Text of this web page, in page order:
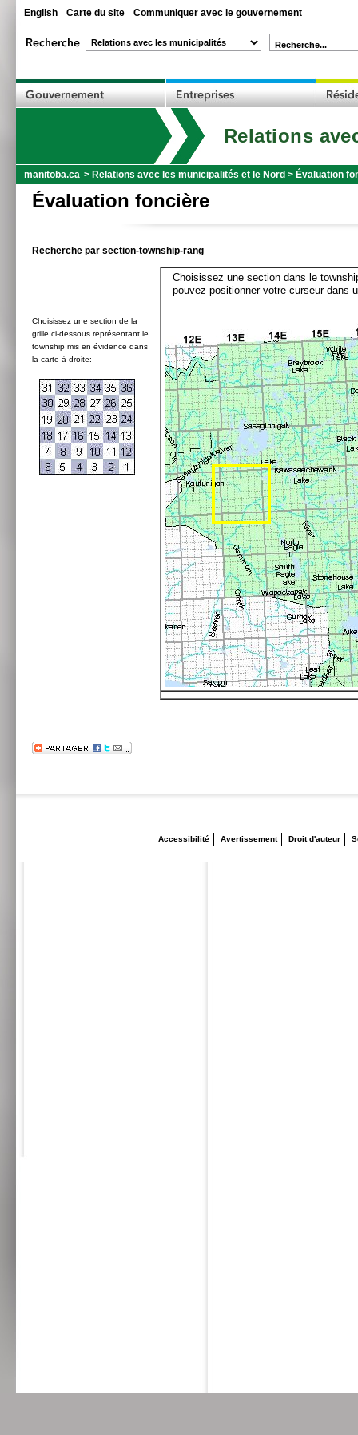
English Carte du site Communiquer avec le gouvernement
Recherche...
Relations
manitoba.ca > Relations avec les municipalités et le Nord > Évaluation
Évaluation foncière
Recherche par section-township-rang
Choisissez une section de la
grille ci-dessous représentant le
township mis en évidence dans
la carte à droite:
Choisissez une section dans le
pouvez positionner votre curseur dans
Accessibilité Avertissement Droit d'auteur